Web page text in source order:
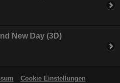
New Day (3D)
Cookie Einstellungen